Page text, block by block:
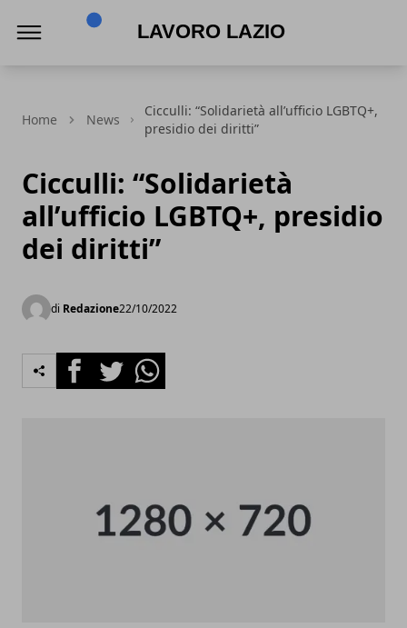
Home News
Cicculli: “Solidarietà all’ufficio LGBTQ+,
presidio dei diritti”
Cicculli: “Solidarietà
all’ufficio LGBTQ+, presidio
dei diritti”
di Redazione22/10/2022
FacebookTwitterWhatsapp